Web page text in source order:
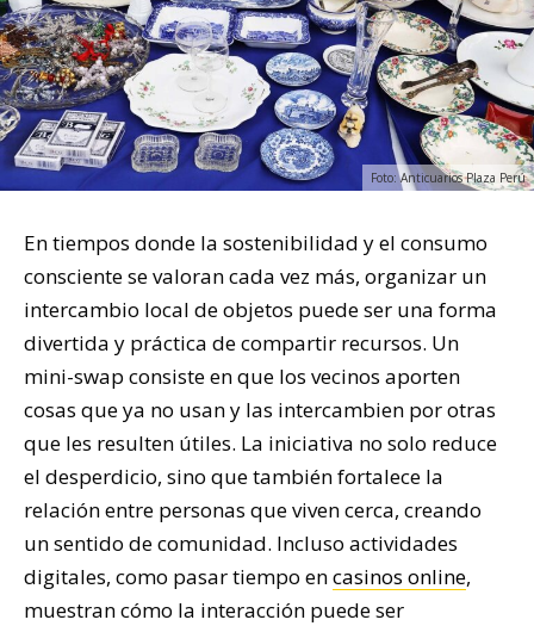
Foto: Anticuarios Plaza Perú
En tiempos donde la sostenibilidad y el consumo
consciente se valoran cada vez más, organizar un
intercambio local de objetos puede ser una forma
divertida y práctica de compartir recursos. Un
mini-swap consiste en que los vecinos aporten
cosas que ya no usan y las intercambien por otras
que les resulten útiles. La iniciativa no solo reduce
el desperdicio, sino que también fortalece la
relación entre personas que viven cerca, creando
un sentido de comunidad. Incluso actividades
digitales, como pasar tiempo encasinos online,
muestran cómo la interacción puede ser